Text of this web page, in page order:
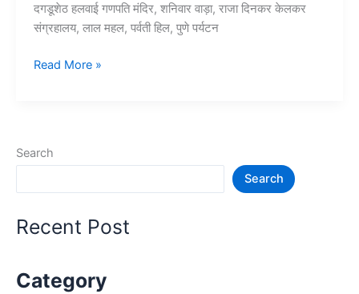
दगडूशेठ हलवाई गणपति मंदिर, शनिवार वाड़ा, राजा दिनकर केलकर
संग्रहालय, लाल महल, पर्वती हिल, पुणे पर्यटन
10+
जगह
in
Read More »
Search
Search
Recent Post
Category